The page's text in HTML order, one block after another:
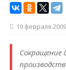
19 февраля 2009
Сокращение